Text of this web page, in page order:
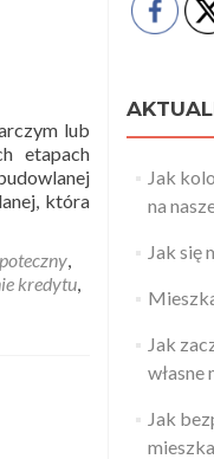
lub
etapach
która
,
kredytu,
Jak
na
Jak się
Jak
własne
Jak